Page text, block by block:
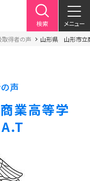
検索
メニュー
得者の声 山形県 山形市
声
業高等学